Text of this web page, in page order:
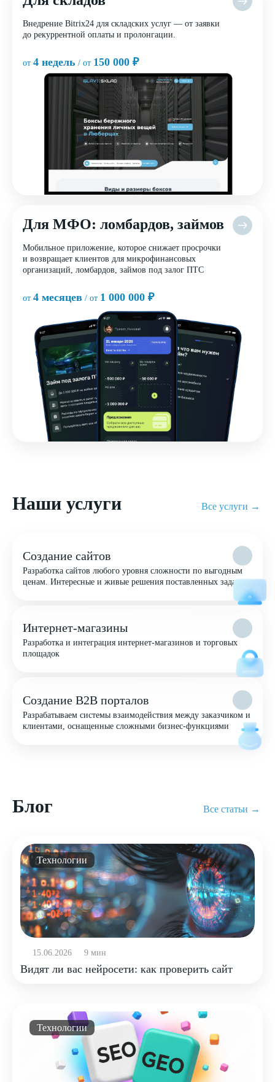
Внедрение Bitrix24 для складских услуг — от заявки
до рекуррентной оплаты и пролонгации.
от 4 недель / от 150 000 ₽
Для МФО: ломбардов, займов
Мобильное приложение, которое снижает просрочки
и возвращает клиентов для микрофинансовых
организаций, ломбардов, займов под залог ПТС
от 4 месяцев / от 1 000 000 ₽
Наши услуги Все услуги →
Создание сайтов
Разработка сайтов любого уровня сложности по выгодным
ценам. Интересные и живые решения поставленных задач
Интернет-магазины
Разработка и интеграция интернет-магазинов и торговых
площадок
Создание B2B порталов
Разрабатываем системы взаимодействия между заказчиком и
клиентами, оснащенные сложными бизнес-функциями
Блог Все статьи →
Технологии
15.06.2026 9 мин
Видят ли вас нейросети: как проверить сайт
Технологии